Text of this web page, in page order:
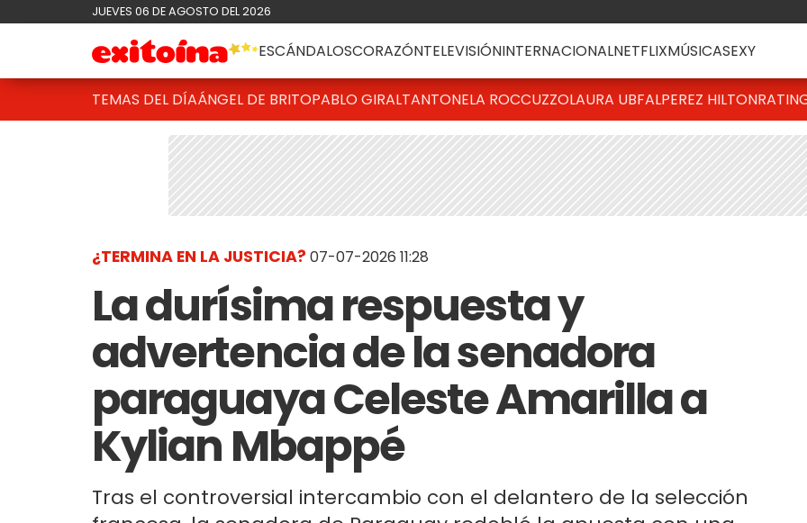
JUEVES 06 DE AGOSTO DEL 2026
ESCÁNDALOSCORAZÓNTELEVISIÓNINTERNACIONALNETFLIXMÚSICASEXY
TEMAS DEL DÍAÁNGEL DE BRITOPABLO GIRALTANTONELA ROCCUZZOLAURA UBFALPEREZ HILTON
¿TERMINA EN LA JUSTICIA? 07-07-2026 11:28
La durísima respuesta y
advertencia de la senadora
paraguaya Celeste Amarilla a
Kylian Mbappé
Tras el controversial intercambio con el delantero de la selección